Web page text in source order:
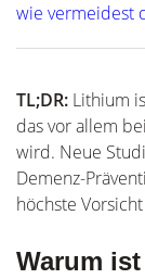
wie vermeidest
TL;DR: Lithium
das vor allem
wird. Neue
Demenz-
höchste
Warum